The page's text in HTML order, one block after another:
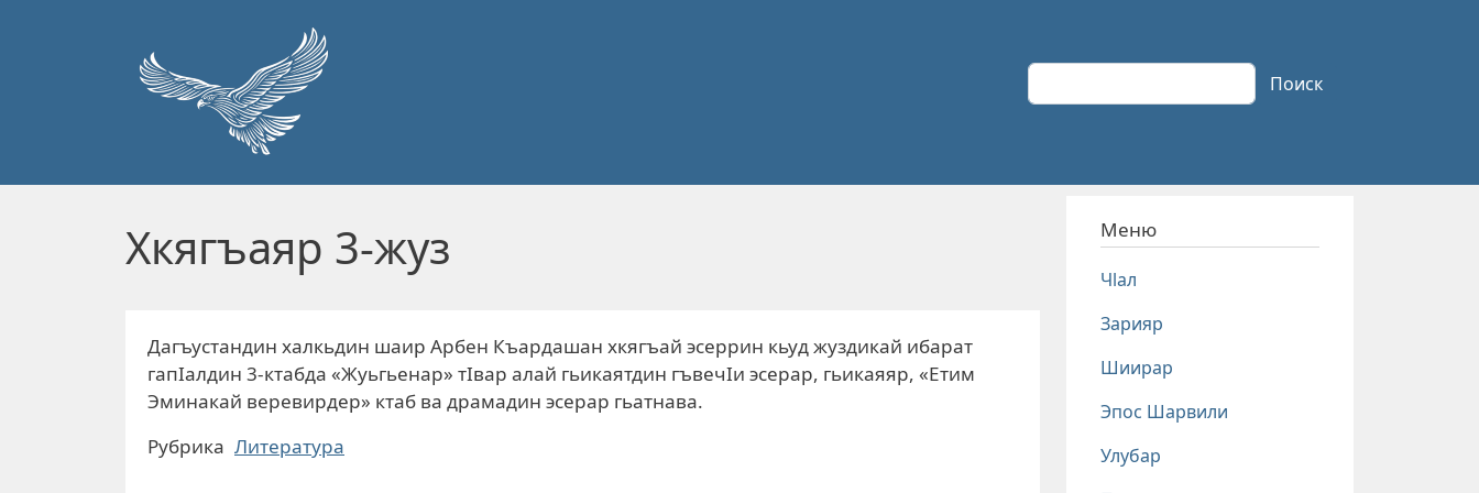
Поиск Поиск
Хкягъаяр 3-жуз
Дагъустандин халкьдин шаир Арбен Къардашан хкягъай эсеррин кьуд жуздикай ибарат
гапIалдин 3-ктабда «Жуьгьенар» тIвар алай гьикаятдин гъвечIи эсерар, гьикаяяр, «Етим
Эминакай веревирдер» ктаб ва драмадин эсерар гьатнава.
Рубрика Литература
Меню
Чlал
Зарияр
Шиирар
Эпос Шарвили
Улубар